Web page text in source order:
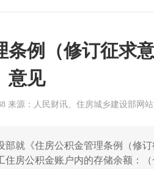
例（修订征求
意见
来源：人民财讯、住房城乡建设部网站
部就《住房公积金管理条例（修
房公积金账户内的存储余额：（